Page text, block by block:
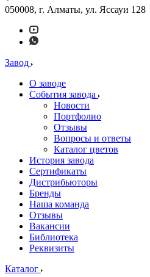
050008, г. Алматы, ул. Яссауи 128
Завод
О заводе
События завода
Новости
Портфолио
Отзывы
Вопросы и ответы
Каталог цветов
История завода
Сертификаты
Дистрибьюторы
Бренды
Наша команда
Отзывы
Вакансии
Библиотека
Реквизиты
Каталог